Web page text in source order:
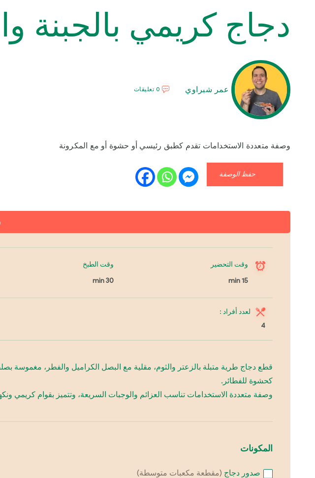
دجاج كريمي بالجبنة
عمر شبراوي 0 تعليقات
وصفة متعددة الاستخدامات تقدم كطبق رئيسي أو حشوة أو مع المكرونة
حفظ الوصفة
وقت التحضير
15 min
وقت الطبخ
30 min
لعدد أفراد :
4
قطع دجاج طرية متبلة بالزعتر والثوم، مقلية مع البصل الكراميل والفطر، مغموسة
كحشوة للفطائر.
وصفة متعددة الاستخدامات تناسب العزائم والوجبات السريعة، وتتميز بقوام كريمي
المكونات
صدور دجاج (مقطعة مكعبات متوسطة)